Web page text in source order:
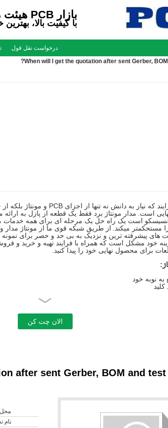
بازار PCB هیئت مدیره آنلاین
با کیفیت بالا،
درخواست نقل قول
When will I get the quotation after sent Gerber,
است. مدار مونتاژ برد فقط یک قطعه از پازل به
مستحکمتر میکند.
از طریق شبکه قوی ما از مونتاژ
های پیشرفته ترین و نزدیک به بی حد و حصر برای نمونه
خود مشکل است که همراه با فرایند تهیه و خرید و
برای محصول نهایی خود را پیدا کنید.
به نوبه خود
کلید
ارتباطات تست (در مدار تست)
هیئت مدیره و سیستم)
after sent Gerber, BOM and test
محل
نام